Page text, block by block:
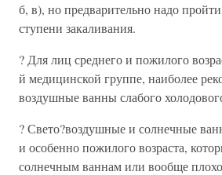
б, в), но предварительно надо
ступени закаливания.
? Для лиц среднего и пожилого
й медицинской группе, наиболее
воздушные ванны слабого
? Свето?воздушные и солнечные
и особенно пожилого возраста,
солнечным ваннам или вообще